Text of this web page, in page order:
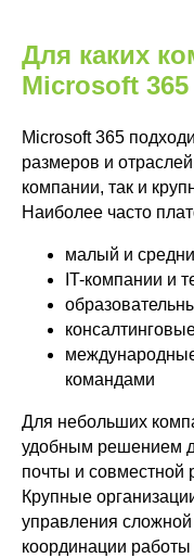
Для каких
Microsoft 365
Microsoft 365
размеров и
компании, так и
Наиболее часто
малый и
IT-компании и
командами
Для небольших
удобным решением
почты и совместной
Крупные
управления
координации работы
Все
Yandex
Power
IT-